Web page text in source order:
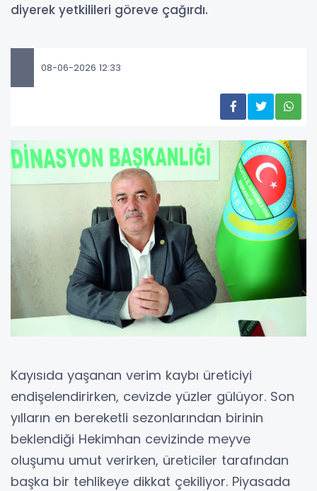
diyerek yetkilileri göreve çağırdı.
08-06-2026 12:33
Kayısıda yaşanan verim kaybı üreticiyi
endişelendirirken, cevizde yüzler gülüyor. Son
yılların en bereketli sezonlarından birinin
beklendiği Hekimhan cevizinde meyve
oluşumu umut verirken, üreticiler tarafından
başka bir tehlikeye dikkat çekiliyor. Piyasada